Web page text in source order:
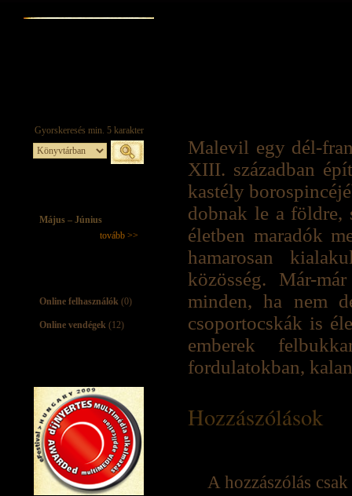
Május – Június
tovább >>
Online felhasználók (0)
Online vendégek (12)
Malevil egy dél-
XIII. században
kastély
dobnak le a földre,
életben maradók
hamarosan
közösség. Már-
minden, ha nem
csoportocskák is
emberek
fordulatokban,
Hozzászólások
A hozzászólás